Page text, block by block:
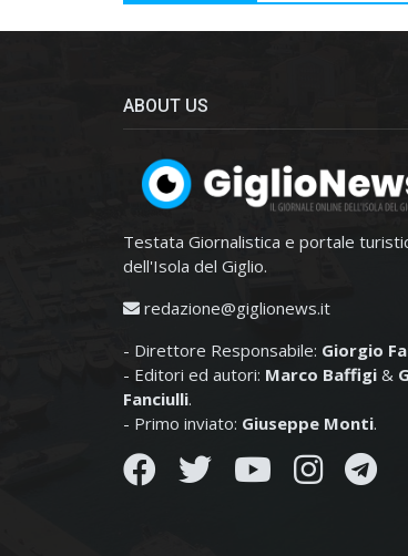
ABOUT US
Testata Giornalistica e portale
dell'Isola del Giglio.
redazione@giglionews.it
- Direttore Responsabile: Giorgio
- Editori ed autori: Marco Baffigi &
Fanciulli.
- Primo inviato: Giuseppe Monti.